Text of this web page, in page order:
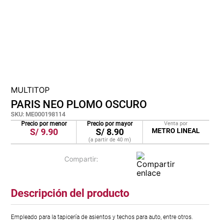
MULTITOP
PARIS NEO PLOMO OSCURO
SKU: ME000198114
Precio por menor
S/9.90
Precio por mayor
S/8.90
(a partir de 40 m)
Venta por
METRO LINEAL
Descripción del producto
Empleado para la tapicería de asientos y techos para auto, entre otros.